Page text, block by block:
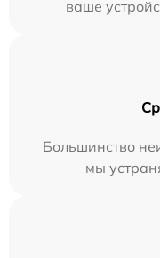
ваше
Большинство
мы